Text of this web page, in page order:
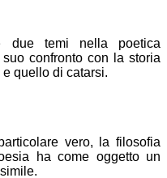
due temi nella poetica
confronto con la storia
quello di catarsi.
vero, la filosofia
ha come oggetto un